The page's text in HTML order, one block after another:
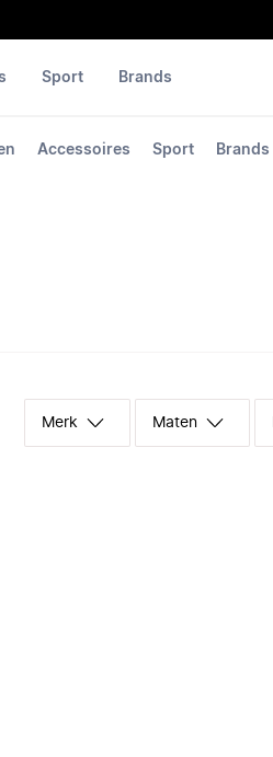
Accessoires Sport Brands
Sport Brands
Merk Maten